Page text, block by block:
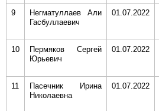
9
Негматуллаев Али
Гасбуллаевич
01.07.2022
10
Пермяков Сергей
Юрьевич
01.07.2022
11
Пасечник Ирина
Николаевна
01.07.2022